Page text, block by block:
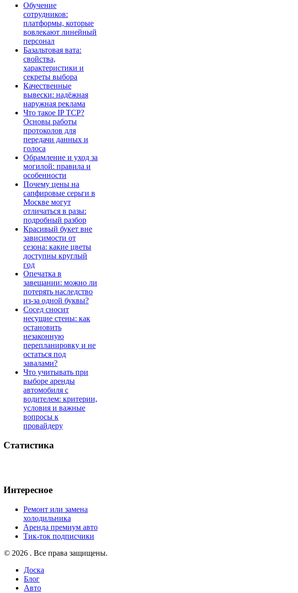
Обучение
сотрудников:
платформы, которые
вовлекают линейный
персонал
Базальтовая вата:
свойства,
характеристики и
секреты выбора
Качественные
вывески: надёжная
наружная реклама
Что такое IP TCP?
Основы работы
протоколов для
передачи данных и
голоса
Обрамление и уход за
могилой: правила и
особенности
Почему цены на
сапфировые серьги в
Москве могут
отличаться в разы:
подробный разбор
Красивый букет вне
зависимости от
сезона: какие цветы
доступны круглый
год
Опечатка в
завещании: можно ли
потерять наследство
из-за одной буквы?
Сосед сносит
несущие стены: как
остановить
незаконную
перепланировку и не
остаться под
завалами?
Что учитывать при
выборе аренды
автомобиля с
водителем: критерии,
условия и важные
вопросы к
провайдеру
Статистика
Интересное
Ремонт или замена
холодильника
Аренда премиум авто
Тик-ток подписчики
© 2026 . Все права защищены.
Доска
Блог
Авто